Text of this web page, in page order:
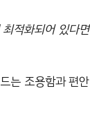
적화되어 있다면
는 조용함과 편안